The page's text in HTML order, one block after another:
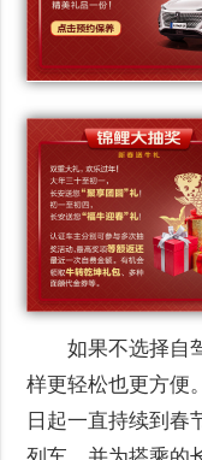
如果不选择自驾
样更轻松也更方便
日起一直持续到春